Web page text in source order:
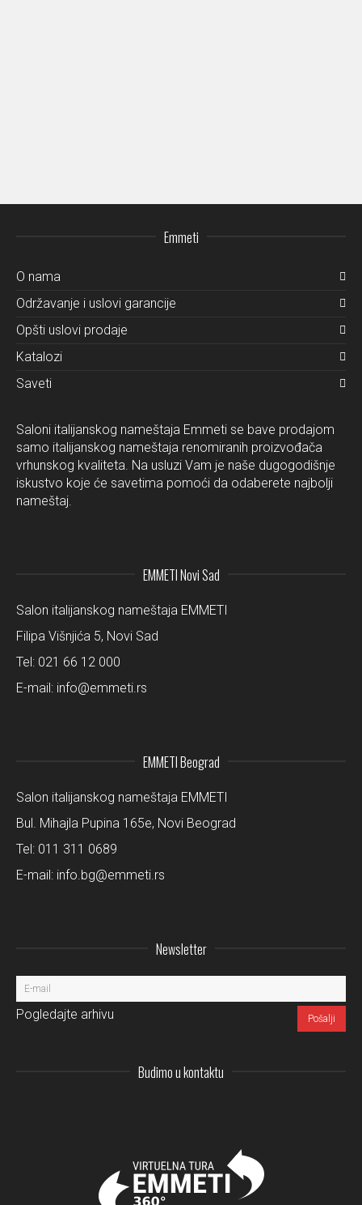
Emmeti
O nama
Održavanje i uslovi garancije
Opšti uslovi prodaje
Katalozi
Saveti
Saloni italijanskog nameštaja Emmeti se bave prodajom
samo italijanskog nameštaja renomiranih proizvođača
vrhunskog kvaliteta. Na usluzi Vam je naše dugogodišnje
iskustvo koje će savetima pomoći da odaberete najbolji
nameštaj.
EMMETI Novi Sad
Salon italijanskog nameštaja EMMETI
Filipa Višnjića 5, Novi Sad
Tel: 021 66 12 000
E-mail: info@emmeti.rs
EMMETI Beograd
Salon italijanskog nameštaja EMMETI
Bul. Mihajla Pupina 165e, Novi Beograd
Tel: 011 311 0689
E-mail: info.bg@emmeti.rs
Newsletter
Pogledajte arhivu
Budimo u kontaktu